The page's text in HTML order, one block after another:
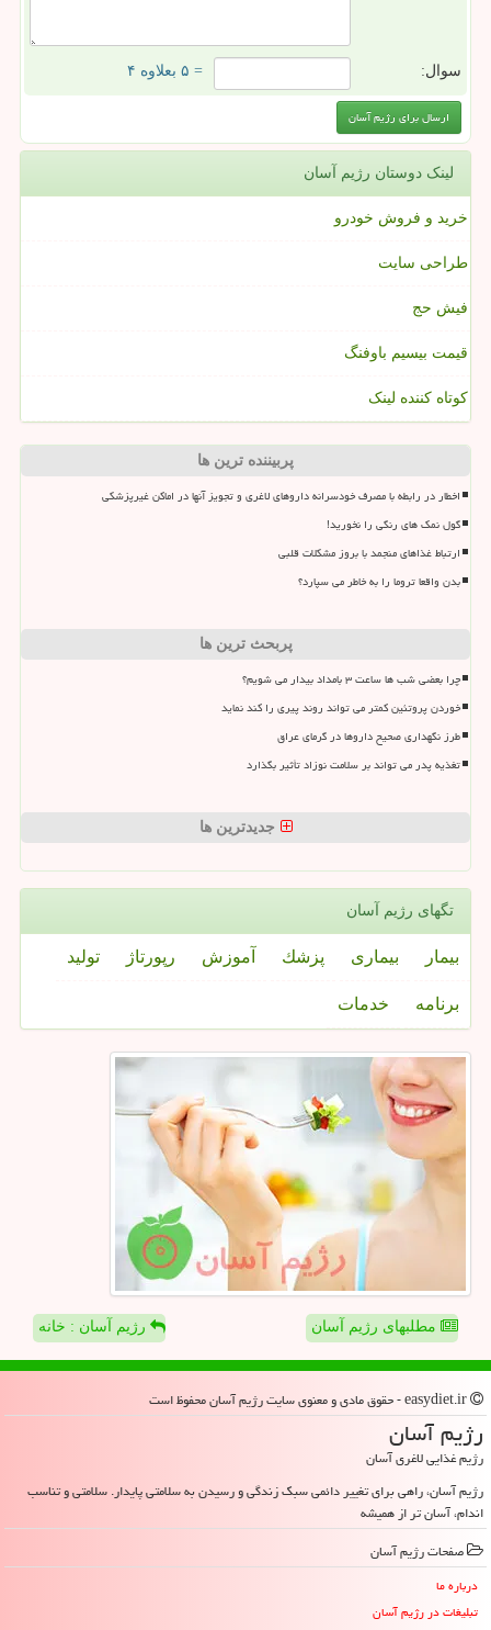
سوال: = ۵ بعلاوه ۴
لینک دوستان رژیم آسان
خرید و فروش خودرو
طراحی سایت
فیش حج
قیمت بیسیم باوفنگ
کوتاه کننده لینک
پربیننده ترین ها
اخطار در رابطه با مصرف خودسرانه داروهای لاغری و تجویز آنها در اماکن غیرپزشکی
گول نمک های رنگی را نخورید!
ارتباط غذاهای منجمد با بروز مشکلات قلبی
بدن واقعا تروما را به خاطر می سپارد؟
پربحث ترین ها
چرا بعضی شب ها ساعت ۳ بامداد بیدار می شویم؟
خوردن پروتئین کمتر می تواند روند پیری را کند نماید
طرز نگهداری صحیح داروها در گرمای عراق
تغذیه پدر می تواند بر سلامت نوزاد تأثیر بگذارد
جدیدترین ها
تگهای رژیم آسان
بیمار بیماری پزشك آموزش رپورتاژ تولید
برنامه خدمات
مطلبهای رژیم آسان رژیم آسان : خانه
رژیم آسان
رژیم غذایی لاغری آسان
رژیم آسان، راهی برای تغییر دائمی سبک زندگی و رسیدن به سلامتی پایدار. سلامتی و تناسب
اندام، آسان تر از همیشه
صفحات رژیم آسان
درباره ما
تبلیغات در رژیم آسان